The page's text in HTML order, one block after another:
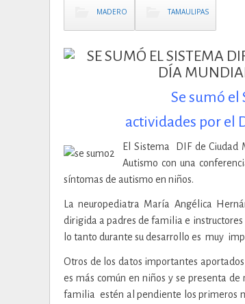
MADERO TAMAULIPAS
Se sumó el
actividades por el
El Sistema DIF de Ciudad
Autismo con una
síntomas de autismo en niños.
La neuropediatra María Angélica
dirigida a padres de familia e
lo tanto durante su desarrollo es muy
Otros de los datos importantes
es más común en niños y se presenta
familia estén al pendiente los primeros